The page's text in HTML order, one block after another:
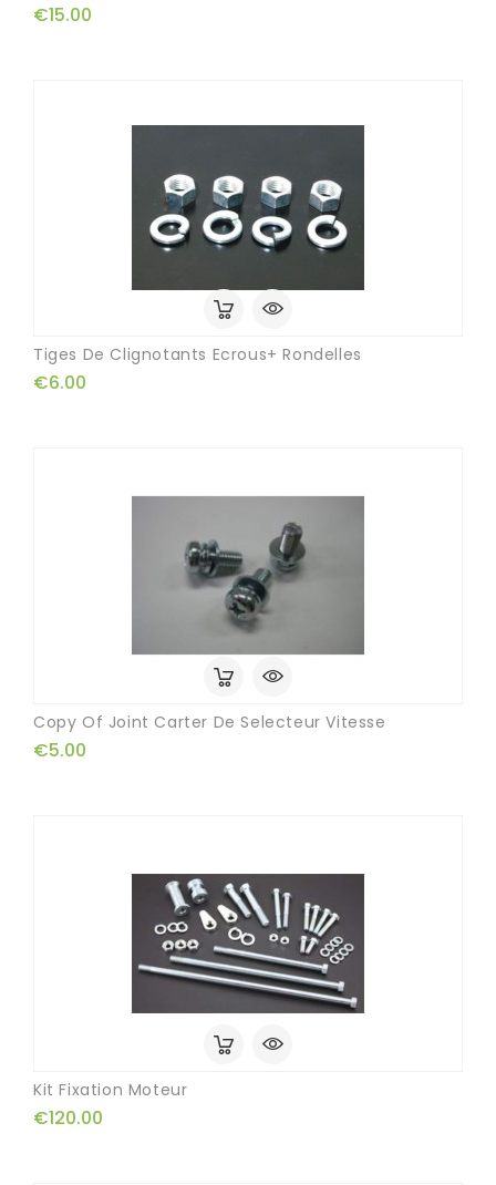
€15.00
Tiges De Clignotants Ecrous+ Rondelles
€6.00
Copy Of Joint Carter De Selecteur Vitesse
€5.00
Kit Fixation Moteur
€120.00